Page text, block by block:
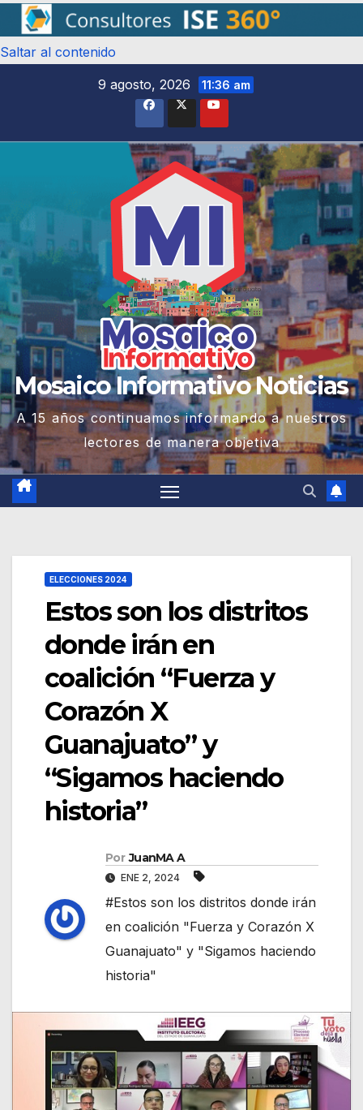
Saltar al contenido
9 agosto, 2026
11:36 am
Mosaico Informativo Noticias
A 15 años continuamos informando a nuestros
lectores de manera objetiva
ELECCIONES 2024
Estos son los distritos
donde irán en
coalición “Fuerza y
Corazón X
Guanajuato” y
“Sigamos haciendo
historia”
Por JuanMA A
ENE 2, 2024
#Estos son los distritos donde irán
en coalición "Fuerza y Corazón X
Guanajuato" y "Sigamos haciendo
historia"